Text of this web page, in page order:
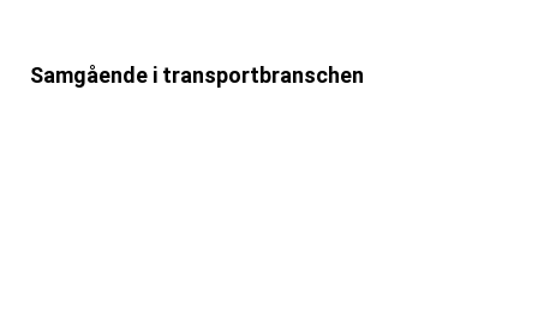
Samgående i transportbranschen